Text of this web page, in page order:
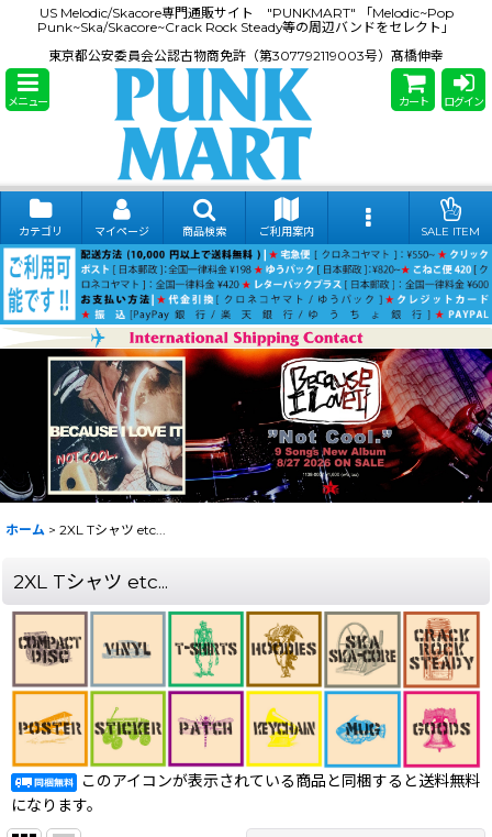
US Melodic/Skacore専門通販サイト "PUNKMART" 「Melodic~Pop
Punk~Ska/Skacore~Crack Rock Steady等の周辺バンドをセレクト」
東京都公安委員会公認古物商免許（第307792119003号）髙橋伸幸
メニュー カート ログイン
カテゴリ マイページ 商品検索 ご利用案内 SALE ITEM
ホーム > 2XL Tシャツ etc...
2XL Tシャツ etc...
このアイコンが表示されている商品と同梱すると送料無料
になります。